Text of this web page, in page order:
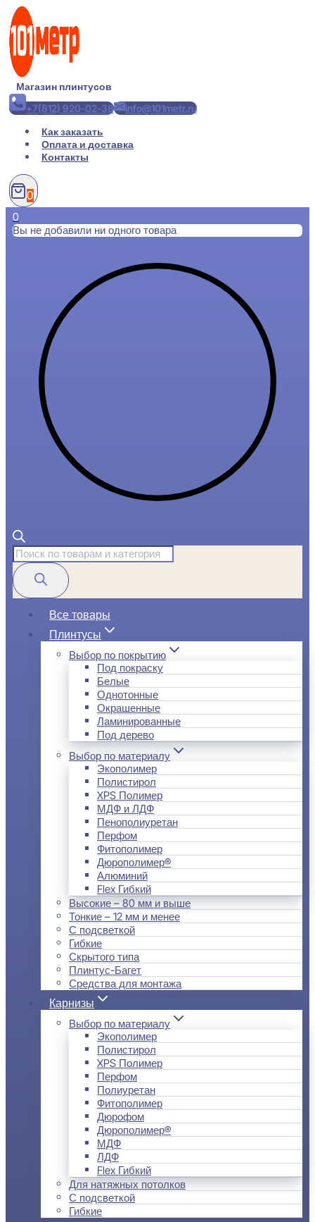
Перейти
содержимому
Магазин плинтусов
+7(812) 920-02-38
info@101metr.ru
Как заказать
Оплата и доставка
Контакты
0
0
Вы не добавили ни одного товара
Поиск
товаров
Все товары
Плинтусы
Выбор по покрытию
Под покраску
Белые
Однотонные
Окрашенные
Ламинированные
Под дерево
Выбор по материалу
Экополимер
Полистирол
XPS Полимер
МДФ и ЛДФ
Пенополиуретан
Перфом
Фитополимер
Дюрополимер®
Алюминий
Flex Гибкий
Высокие – 80 мм и выше
Тонкие – 12 мм и менее
С подсветкой
Гибкие
Скрытого типа
Плинтус-Багет
Средства для монтажа
Карнизы
Выбор по материалу
Экополимер
Полистирол
XPS Полимер
Перфом
Полиуретан
Фитополимер
Дюрофом
Дюрополимер®
МДФ
ЛДФ
Flex Гибкий
Для натяжных потолков
С подсветкой
Гибкие